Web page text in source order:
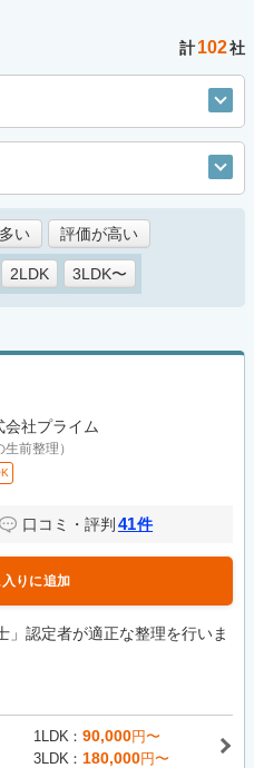
計102社
い 評価が高い
2LDK 3LDK〜
会社プライム
生前整理）
口コミ・評判 41件
りに追加
」認定者が適正な整理を行いま
1LDK 90,000円〜
3LDK 180,000円〜